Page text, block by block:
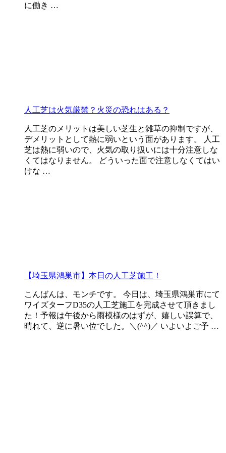
に働き …
人工芝は火気厳禁？火災の恐れはある？
人工芝のメリットは美しい芝生と雑草の抑制ですが、
デメリットとして熱に弱いという面があります。 人工
芝は熱に弱いので、火気の取り扱いには十分注意しな
くてはなりません。 どういった面で注意しなくてはい
けな …
【埼玉県鴻巣市】本日の人工芝施工！
こんばんは、モンチです。 今日は、埼玉県鴻巣市にて
ワイズターフD35の人工芝施工を完成させて頂きまし
た！予報は午後から雨模様のはずが、嬉しい誤算で、
晴れて、逆に暑い位でした。＼(^^)／ いよいよご予 …